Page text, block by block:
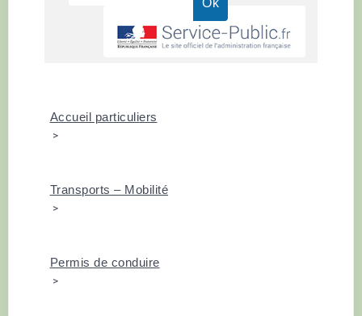
Accueil particuliers
>
Transports – Mobilité
>
Permis de conduire
>